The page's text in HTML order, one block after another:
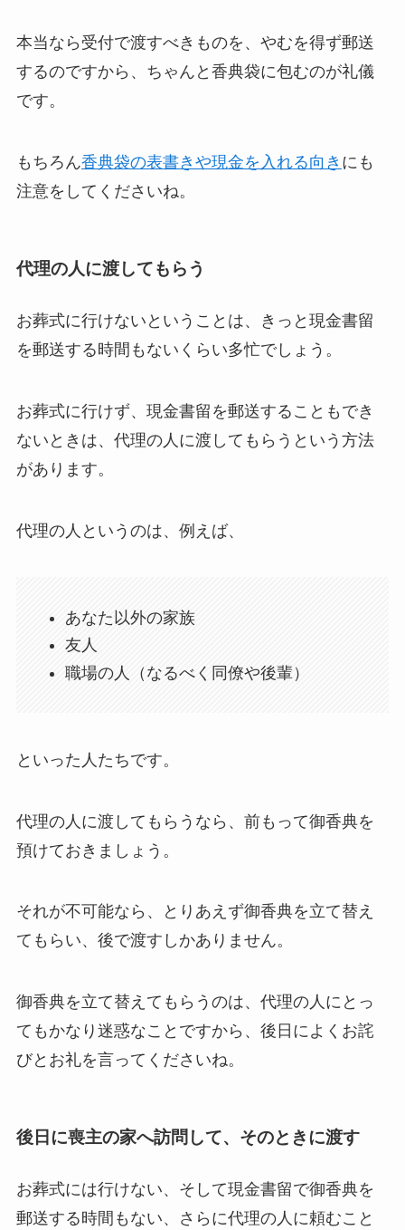
本当なら受付で渡すべきものを、やむを得ず郵送
するのですから、ちゃんと香典袋に包むのが礼儀
です。
もちろん香典袋の表書きや現金を入れる向き にも
注意をしてくださいね。
代理の人に渡してもらう
お葬式に行けないということは、きっと現金書留
を郵送する時間もないくらい多忙でしょう。
お葬式に行けず、現金書留を郵送することもでき
ないときは、代理の人に渡してもらうという方法
があります。
代理の人というのは、例えば、
あなた以外の家族
友人
職場の人（なるべく同僚や後輩）
といった人たちです。
代理の人に渡してもらうなら、前もって御香典を
預けておきましょう。
それが不可能なら、とりあえず御香典を立て替え
てもらい、後で渡すしかありません。
御香典を立て替えてもらうのは、代理の人にとっ
てもかなり迷惑なことですから、後日によくお詫
びとお礼を言ってくださいね。
後日に喪主の家へ訪問して、そのときに渡す
お葬式には行けない、そして現金書留で御香典を
郵送する時間もない、さらに代理の人に頼むこと